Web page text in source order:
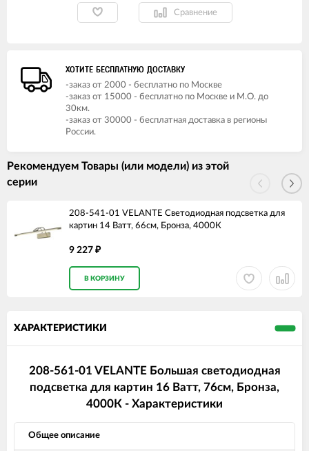
Сравнение
ХОТИТЕ БЕСПЛАТНУЮ ДОСТАВКУ
-заказ от 2000 - бесплатно по Москве
-заказ от 15000 - бесплатно по Москве и М.О. до
30км.
-заказ от 30000 - бесплатная доставка в регионы
России.
Рекомендуем Товары (или модели) из этой
серии
208-541-01 VELANTE Светодиодная подсветка для
картин 14 Ватт, 66см, Бронза, 4000К
9 227 ₽
В КОРЗИНУ
ХАРАКТЕРИСТИКИ
208-561-01 VELANTE Большая светодиодная
подсветка для картин 16 Ватт, 76см, Бронза,
4000К - Характеристики
Общее описание